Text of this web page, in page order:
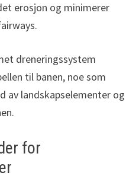
erosjon og minimerer
dreneringssystem
til banen, noe som
av landskapselementer og
for